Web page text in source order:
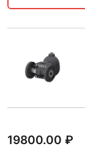
19800.00 ₽